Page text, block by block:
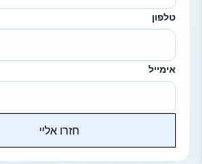
טלפון
אימייל
חזרו אליי